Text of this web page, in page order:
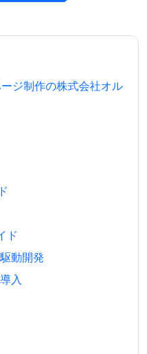
ジ制作の株式会社オル
ド
動開発
入